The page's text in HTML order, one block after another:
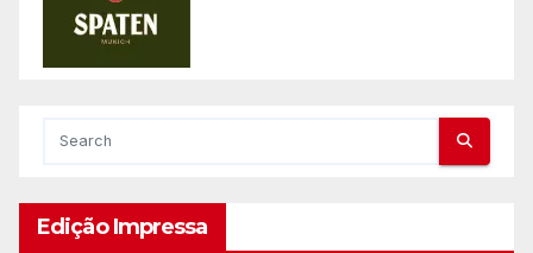
Edição Impressa